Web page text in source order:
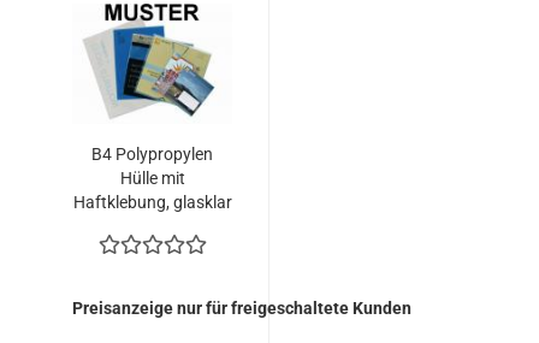
B4 Polypropylen
Hülle mit
Haftklebung, glasklar
164,60 EURO)
Preisanzeige nur für freigeschaltete Kunden